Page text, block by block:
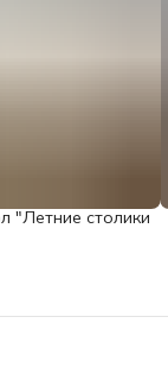
"Летние столики